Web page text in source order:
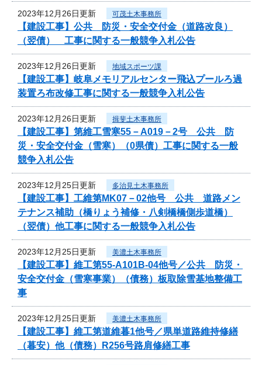
2023年12月26日更新 可茂土木事務所
【建設工事】公共 防災・安全交付金（道路改良）
（翌債） 工事に関する一般競争入札公告
2023年12月26日更新 地域スポーツ課
【建設工事】岐阜メモリアルセンター飛込プールろ過
装置ろ布改修工事に関する一般競争入札公告
2023年12月26日更新 揖斐土木事務所
【建設工事】第維工雪寒55－A019－2号 公共 防
災・安全交付金（雪寒）（0県債）工事に関する一般
競争入札公告
2023年12月25日更新 多治見土木事務所
【建設工事】工維第MK07－02他号 公共 道路メン
テナンス補助（橋りょう補修・八剣橋橋側歩道橋）
（翌債）他工事に関する一般競争入札公告
2023年12月25日更新 美濃土木事務所
【建設工事】維工第55-A101B-04他号／公共 防災・
安全交付金（雪寒事業）（債務）板取除雪基地整備工
事
2023年12月25日更新 美濃土木事務所
【建設工事】維工第道維暮1他号／県単道路維持修繕
（暮安）他（債務）R256号路肩修繕工事